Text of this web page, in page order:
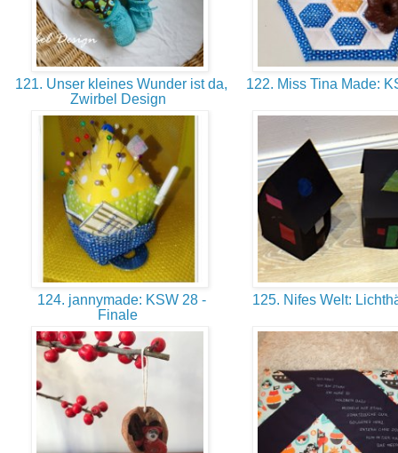
121. Unser kleines Wunder ist da,
Zwirbel Design
122. Miss Tina Made:
124. jannymade: KSW 28 -
Finale
125. Nifes Welt: